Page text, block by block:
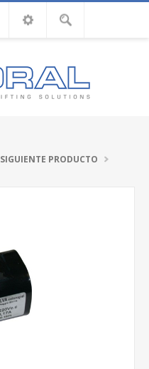
SIGUIENTE PRODUCTO